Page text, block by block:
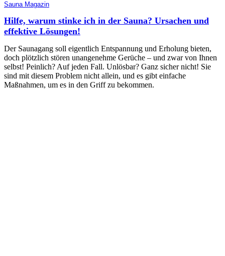
Sauna Magazin
Hilfe, warum stinke ich in der Sauna? Ursachen und
effektive Lösungen!
Der Saunagang soll eigentlich Entspannung und Erholung bieten,
doch plötzlich stören unangenehme Gerüche – und zwar von Ihnen
selbst! Peinlich? Auf jeden Fall. Unlösbar? Ganz sicher nicht! Sie
sind mit diesem Problem nicht allein, und es gibt einfache
Maßnahmen, um es in den Griff zu bekommen.